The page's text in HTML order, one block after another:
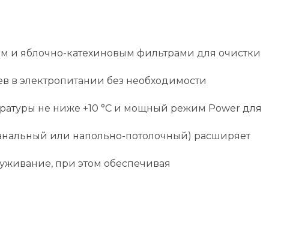
яблочно-катехиновым фильтрами для очистки
в электропитании без необходимости
не ниже +10 °C и мощный режим Power для
или напольно-потолочный) расширяет
при этом обеспечивая